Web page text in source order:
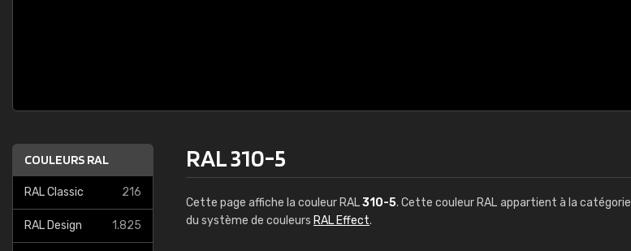
COULEURS RAL
RAL Classic 216
RAL Design 1.825
RAL 310-5
Cette page affiche la couleur RAL310-5. Cette couleur RAL appartient à la catégorie
du système de couleurs RAL Effect.